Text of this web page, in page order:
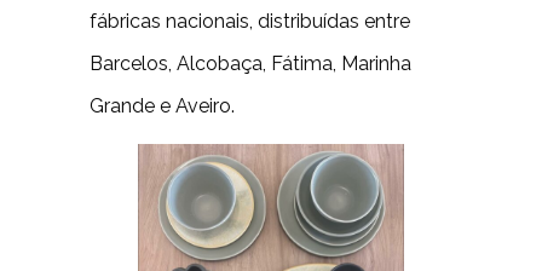
fábricas nacionais, distribuídas entre
Barcelos, Alcobaça, Fátima, Marinha
Grande e Aveiro.